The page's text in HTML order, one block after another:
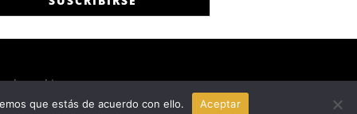
de cookies
que estás de acuerdo con ello. Aceptar